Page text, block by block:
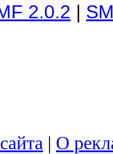
2.0.2 |
| О